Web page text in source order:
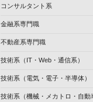
コンサルタント系
金融系専門職
不動産系専門職
技術系（IT・Web・通信系）
技術系（電気・電子・半導体）
技術系（機械・メカトロ・自動